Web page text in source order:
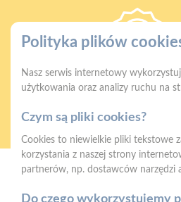
Gwarancja
Mrówka
Polityka plików
Nasz serwis internetowy
użytkowania oraz analizy ruchu na
Czym są pliki cookies?
Cookies to niewielkie pliki tekstowe
korzystania z naszej strony
partnerów, np. dostawców narzędzi
Do czego wykorzystujemy